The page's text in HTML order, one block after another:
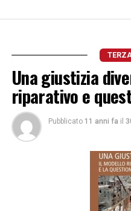
Una giustizia
riparativo e
Pubblicato 11 anni fa il